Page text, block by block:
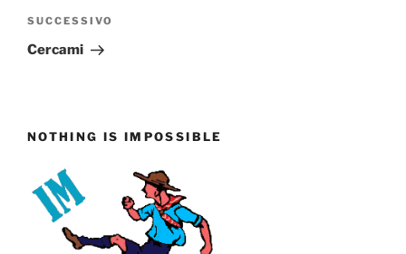
Articolo
successivo
SUCCESSIVO
Cercami
NOTHING IS IMPOSSIBLE